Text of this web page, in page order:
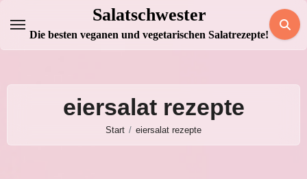
Inhalt
springen
Salatschwester
Die besten veganen und vegetarischen Salatrezepte!
eiersalat rezepte
Start eiersalat rezepte